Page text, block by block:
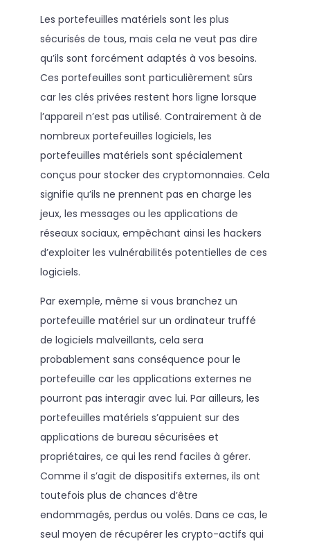
Les portefeuilles matériels sont les plus
sécurisés de tous, mais cela ne veut pas dire
qu’ils sont forcément adaptés à vos besoins.
Ces portefeuilles sont particulièrement sûrs
car les clés privées restent hors ligne lorsque
l’appareil n’est pas utilisé. Contrairement à de
nombreux portefeuilles logiciels, les
portefeuilles matériels sont spécialement
conçus pour stocker des cryptomonnaies. Cela
signifie qu’ils ne prennent pas en charge les
jeux, les messages ou les applications de
réseaux sociaux, empêchant ainsi les hackers
d’exploiter les vulnérabilités potentielles de ces
logiciels.
Par exemple, même si vous branchez un
portefeuille matériel sur un ordinateur truffé
de logiciels malveillants, cela sera
probablement sans conséquence pour le
portefeuille car les applications externes ne
pourront pas interagir avec lui. Par ailleurs, les
portefeuilles matériels s’appuient sur des
applications de bureau sécurisées et
propriétaires, ce qui les rend faciles à gérer.
Comme il s’agit de dispositifs externes, ils ont
toutefois plus de chances d’être
endommagés, perdus ou volés. Dans ce cas, le
seul moyen de récupérer les crypto-actifs qui